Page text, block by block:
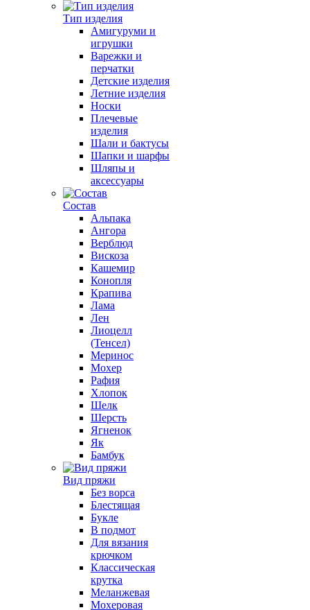
Тип изделия
Амигуруми и
игрушки
Варежки и
перчатки
Детские изделия
Летние изделия
Носки
Плечевые
изделия
Шали и бактусы
Шапки и шарфы
Шляпы и
аксессуары
Состав
Альпака
Ангора
Верблюд
Вискоза
Кашемир
Конопля
Крапива
Лама
Лен
Лиоцелл
(Тенсел)
Меринос
Мохер
Рафия
Хлопок
Шелк
Шерсть
Ягненок
Як
Бамбук
Вид пряжи
Без ворса
Блестящая
Букле
В подмот
Для вязания
крючком
Классическая
крутка
Меланжевая
Мохеровая